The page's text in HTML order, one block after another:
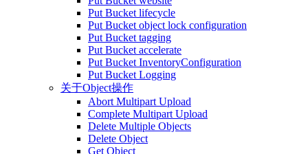
Put Bucket lifecycle
Put Bucket object lock configuration
Put Bucket tagging
Put Bucket accelerate
Put Bucket InventoryConfiguration
Put Bucket Logging
关于Object操作
Abort Multipart Upload
Complete Multipart Upload
Delete Multiple Objects
Delete Object
Get Object